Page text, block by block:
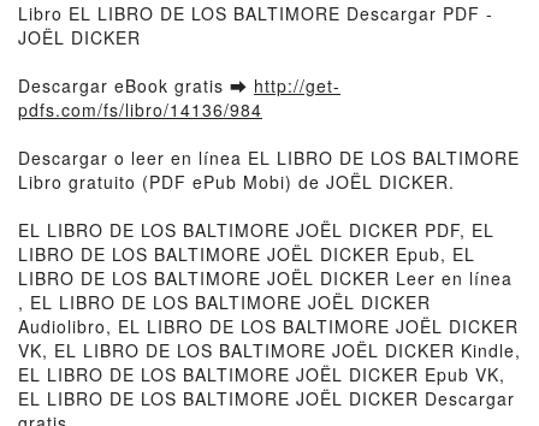
Libro EL LIBRO DE LOS BALTIMORE Descargar PDF -
JOËL DICKER
Descargar eBook gratis ➡ http://get-
pdfs.com/fs/libro/14136/984
Descargar o leer en línea EL LIBRO DE LOS BALTIMORE
Libro gratuito (PDF ePub Mobi) de JOËL DICKER.
EL LIBRO DE LOS BALTIMORE JOËL DICKER PDF, EL
LIBRO DE LOS BALTIMORE JOËL DICKER Epub, EL
LIBRO DE LOS BALTIMORE JOËL DICKER Leer en línea
, EL LIBRO DE LOS BALTIMORE JOËL DICKER
Audiolibro, EL LIBRO DE LOS BALTIMORE JOËL DICKER
VK, EL LIBRO DE LOS BALTIMORE JOËL DICKER Kindle,
EL LIBRO DE LOS BALTIMORE JOËL DICKER Epub VK,
EL LIBRO DE LOS BALTIMORE JOËL DICKER Descargar